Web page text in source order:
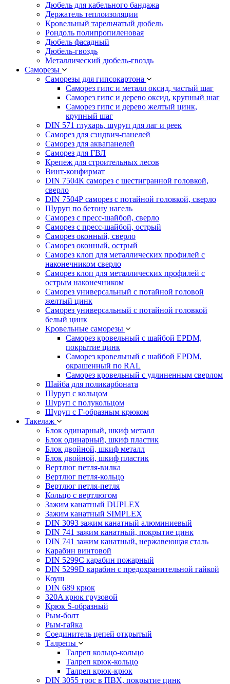
Дюбель для кабельного бандажа
Держатель теплоизоляции
Кровельный тарельчатый дюбель
Рондоль полипропиленовая
Дюбель фасадный
Дюбель-гвоздь
Металлический дюбель-гвоздь
Саморезы
Саморезы для гипсокартона
Саморез гипс и металл оксид, частый шаг
Саморез гипс и дерево оксид, крупный шаг
Саморез гипс и дерево желтый цинк,
крупный шаг
DIN 571 глухарь, шуруп для лаг и реек
Саморез для сэндвич-панелей
Саморез для аквапанелей
Саморез для ГВЛ
Крепеж для строительных лесов
Винт-конфирмат
DIN 7504К саморез с шестигранной головкой,
сверло
DIN 7504Р саморез с потайной головкой, сверло
Шуруп по бетону нагель
Саморез с пресс-шайбой, сверло
Саморез с пресс-шайбой, острый
Саморез оконный, сверло
Саморез оконный, острый
Саморез клоп для металлических профилей с
наконечником сверло
Саморез клоп для металлических профилей с
острым наконечником
Саморез универсальный с потайной головой
желтый цинк
Саморез универсальный с потайной головкой
белый цинк
Кровельные саморезы
Саморез кровельный с шайбой EPDM,
покрытие цинк
Саморез кровельный с шайбой EPDM,
окрашенный по RAL
Саморез кровельный с удлиненным сверлом
Шайба для поликарбоната
Шуруп с кольцом
Шуруп с полукольцом
Шуруп с Г-образным крюком
Такелаж
Блок одинарный, шкиф металл
Блок одинарный, шкиф пластик
Блок двойной, шкиф металл
Блок двойной, шкиф пластик
Вертлюг петля-вилка
Вертлюг петля-кольцо
Вертлюг петля-петля
Кольцо с вертлюгом
Зажим канатный DUPLEX
Зажим канатный SIMPLEX
DIN 3093 зажим канатный алюминиевый
DIN 741 зажим канатный, покрытие цинк
DIN 741 зажим канатный, нержавеющая сталь
Карабин винтовой
DIN 5299C карабин пожарный
DIN 5299D карабин с предохранительной гайкой
Коуш
DIN 689 крюк
320A крюк грузовой
Крюк S-образный
Рым-болт
Рым-гайка
Соединитель цепей открытый
Талрепы
Талреп кольцо-кольцо
Талреп крюк-кольцо
Талреп крюк-крюк
DIN 3055 трос в ПВХ, покрытие цинк